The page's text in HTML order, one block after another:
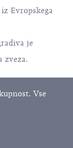
Evropskega
je
zveza.
Vse